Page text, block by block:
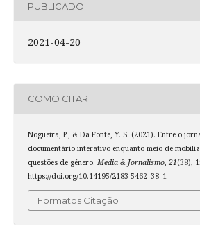
PUBLICADO
2021-04-20
COMO CITAR
Nogueira, P., & Da Fonte, Y. S. (2021). Entre o
documentário interativo enquanto meio de
questões de género. Media & Jornalismo, 21(38),
https://doi.org/10.14195/2183-5462_38_1
Formatos Citação